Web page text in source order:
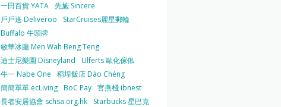
一田百貨 YATA 先施 Sincere
戶戶送 Deliveroo
StarCruises麗星郵輪
Buffalo 牛頭牌
敏華冰廳 Men Wah Beng Teng
迪士尼樂園 Disneyland
Ulferts 歐化傢俬
牛一 Nabe One
稻埕飯店 Dào Chéng
簡簡單單 ecLiving BoC Pay 官燕棧 ibnest
長者安居協會 schsa.org.hk
Starbucks 星巴克